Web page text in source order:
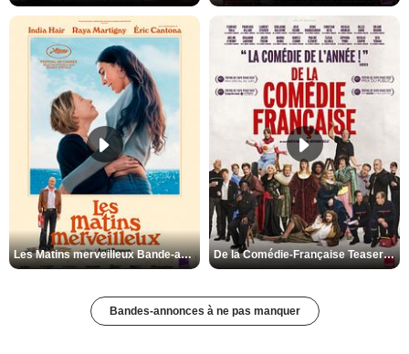
Les Matins merveilleux Bande-annonce VF De la Comédie-Française Teaser VF
Bandes-annonces à ne pas manquer